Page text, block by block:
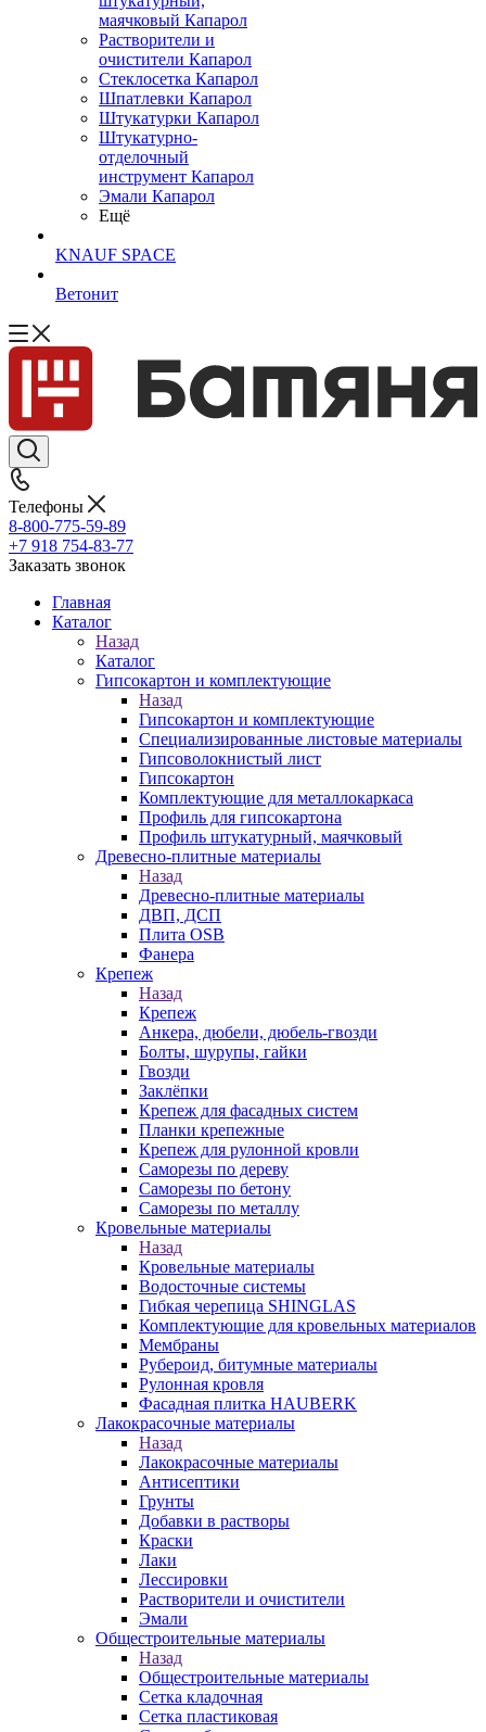
маячковый Капарол
Растворители и
очистители Капарол
Cтеклосетка Капарол
Шпатлевки Капарол
Штукатурки Капарол
Штукатурно-
отделочный
инструмент Капарол
Эмали Капарол
Ещё
KNAUF SPACE
Ветонит
Телефоны
8-800-775-59-89
+7 918 754-83-77
Заказать звонок
Главная
Каталог
Назад
Каталог
Гипсокартон и комплектующие
Назад
Гипсокартон и комплектующие
Специализированные листовые материалы
Гипсоволокнистый лист
Гипсокартон
Комплектующие для металлокаркаса
Профиль для гипсокартона
Профиль штукатурный, маячковый
Древесно-плитные материалы
Назад
Древесно-плитные материалы
ДВП, ДСП
Плита OSB
Фанера
Крепеж
Назад
Крепеж
Анкера, дюбели, дюбель-гвозди
Болты, шурупы, гайки
Гвозди
Заклёпки
Крепеж для фасадных систем
Планки крепежные
Крепеж для рулонной кровли
Саморезы по дереву
Саморезы по бетону
Саморезы по металлу
Кровельные материалы
Назад
Кровельные материалы
Водосточные системы
Гибкая черепица SHINGLAS
Комплектующие для кровельных материалов
Мембраны
Рубероид, битумные материалы
Рулонная кровля
Фасадная плитка HAUBERK
Лакокрасочные материалы
Назад
Лакокрасочные материалы
Антисептики
Грунты
Добавки в растворы
Краски
Лаки
Лессировки
Растворители и очистители
Эмали
Общестроительные материалы
Назад
Общестроительные материалы
Сетка кладочная
Сетка пластиковая